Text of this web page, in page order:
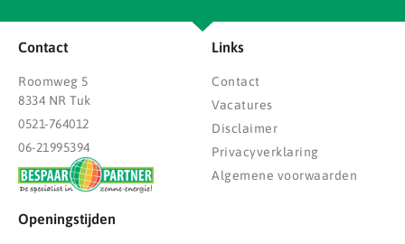
Contact
Roomweg 5
8334 NR Tuk
0521-764012
06-21995394
Links
Contact
Vacatures
Disclaimer
Privacyverklaring
Algemene voorwaarden
Openingstijden